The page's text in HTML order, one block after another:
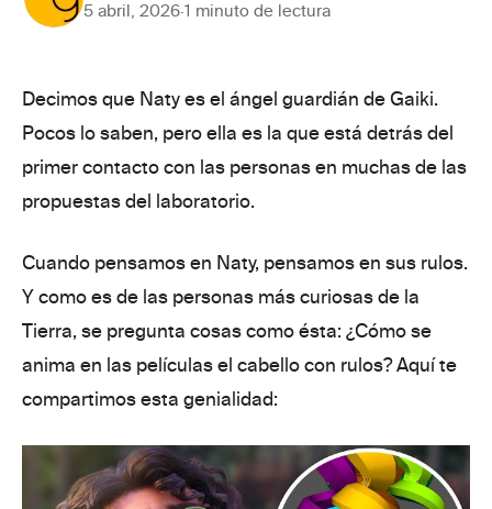
5 abril, 2026·1 minuto de lectura
Decimos que Naty es el ángel guardián de Gaiki.
Pocos lo saben, pero ella es la que está detrás del
primer contacto con las personas en muchas de las
propuestas del laboratorio.
Cuando pensamos en Naty, pensamos en sus rulos.
Y como es de las personas más curiosas de la
Tierra, se pregunta cosas como ésta: ¿Cómo se
anima en las películas el cabello con rulos? Aquí te
compartimos esta genialidad: